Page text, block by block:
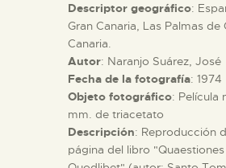
Descriptor geográfico:
Gran Canaria, Las Palmas de
Canaria.
Autor: Naranjo Suárez, José
Fecha de la fotografía: 1974
Objeto fotográfico: Película
mm. de triacetato
Descripción: Reproducción
página del libro